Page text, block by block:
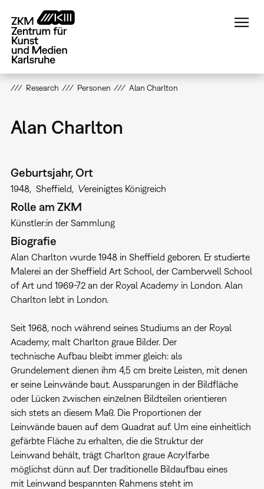
zum
Inhalt
Research Personen Alan Charlton
Alan Charlton
Geburtsjahr, Ort
1948 Sheffield Vereinigtes Königreich
Rolle am ZKM
Künstler:in der Sammlung
Biografie
Alan Charlton wurde 1948 in Sheffield geboren. Er studierte
Malerei an der Sheffield Art School, der Camberwell School
of Art und 1969-72 an der Royal Academy in London. Alan
Charlton lebt in London.
Seit 1968, noch während seines Studiums an der Royal
Academy, malt Charlton graue Bilder. Der
technische Aufbau bleibt immer gleich: als
Grundelement dienen ihm 4,5 cm breite Leisten, mit denen
er seine Leinwände baut. Aussparungen in der Bildfläche
oder Lücken zwischen einzelnen Bildteilen orientieren
sich stets an diesem Maß. Die Proportionen der
Leinwände bauen auf dem Quadrat auf. Um eine einheitlich
gefärbte Fläche zu erhalten, die die Struktur der
Leinwand behält, trägt Charlton graue Acrylfarbe
möglichst dünn auf. Der traditionelle Bildaufbau eines
mit Leinwand bespannten Rahmens steht im